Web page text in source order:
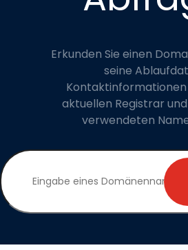
Erkunden Sie einen
seine
Kontaktinformationen
aktuellen Registrar
verwendeten